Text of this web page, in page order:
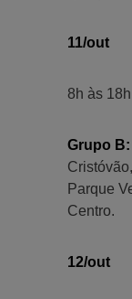
11/out
8h às
Grupo B:
Parque
Centro.
12/out